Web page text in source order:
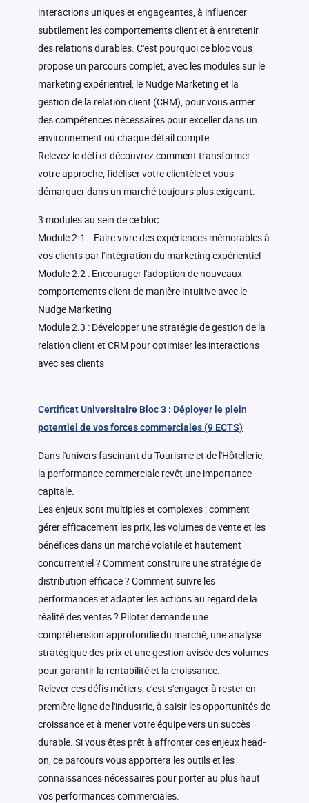
interactions uniques et engageantes, à influencer
subtilement les comportements client et à entretenir
des relations durables. C'est pourquoi ce bloc vous
propose un parcours complet, avec les modules sur le
marketing expérientiel, le Nudge Marketing et la
gestion de la relation client (CRM), pour vous armer
des compétences nécessaires pour exceller dans un
environnement où chaque détail compte.
Relevez le défi et découvrez comment transformer
votre approche, fidéliser votre clientèle et vous
démarquer dans un marché toujours plus exigeant.
3 modules au sein de ce bloc :
Module 2.1 : Faire vivre des expériences mémorables à
vos clients par l'intégration du marketing expérientiel
Module 2.2 : Encourager l'adoption de nouveaux
comportements client de manière intuitive avec le
Nudge Marketing
Module 2.3 : Développer une stratégie de gestion de la
relation client et CRM pour optimiser les interactions
avec ses clients
Certificat Universitaire Bloc 3 : Déployer le plein
potentiel de vos forces commerciales (9 ECTS)
Dans l'univers fascinant du Tourisme et de l'Hôtellerie,
la performance commerciale revêt une importance
capitale.
Les enjeux sont multiples et complexes : comment
gérer efficacement les prix, les volumes de vente et les
bénéfices dans un marché volatile et hautement
concurrentiel ? Comment construire une stratégie de
distribution efficace ? Comment suivre les
performances et adapter les actions au regard de la
réalité des ventes ? Piloter demande une
compréhension approfondie du marché, une analyse
stratégique des prix et une gestion avisée des volumes
pour garantir la rentabilité et la croissance.
Relever ces défis métiers, c'est s'engager à rester en
première ligne de l'industrie, à saisir les opportunités de
croissance et à mener votre équipe vers un succès
durable. Si vous êtes prêt à affronter ces enjeux head-
on, ce parcours vous apportera les outils et les
connaissances nécessaires pour porter au plus haut
vos performances commerciales.